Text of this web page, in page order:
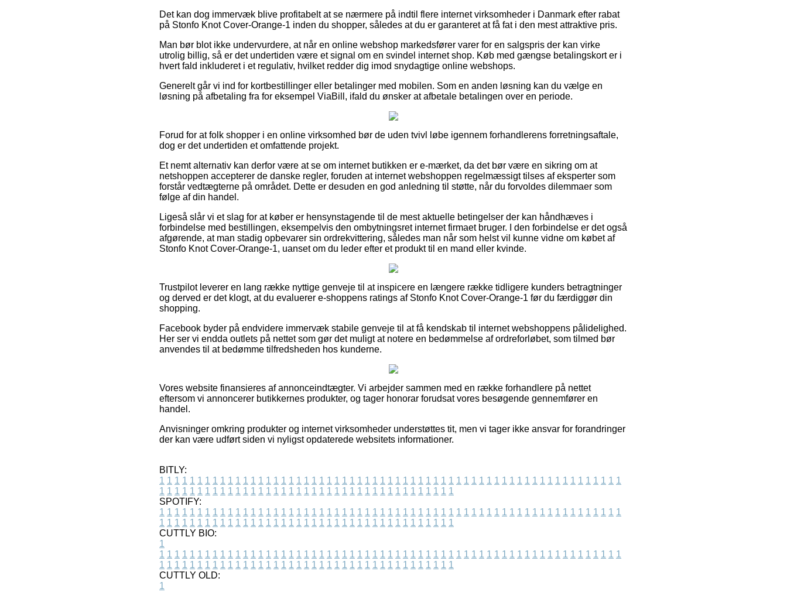
Det kan dog immervæk blive profitabelt at se nærmere på indtil flere internet virksomheder i Danmark efter rabat
på Stonfo Knot Cover-Orange-1 inden du shopper, således at du er garanteret at få fat i den mest attraktive pris.
Man bør blot ikke undervurdere, at når en online webshop markedsfører varer for en salgspris der kan virke
utrolig billig, så er det undertiden være et signal om en svindel internet shop. Køb med gængse betalingskort er i
hvert fald inkluderet i et regulativ, hvilket redder dig imod snydagtige online webshops.
Generelt går vi ind for kortbestillinger eller betalinger med mobilen. Som en anden løsning kan du vælge en
løsning på afbetaling fra for eksempel ViaBill, ifald du ønsker at afbetale betalingen over en periode.
Forud for at folk shopper i en online virksomhed bør de uden tvivl løbe igennem forhandlerens forretningsaftale,
dog er det undertiden et omfattende projekt.
Et nemt alternativ kan derfor være at se om internet butikken er e-mærket, da det bør være en sikring om at
netshoppen accepterer de danske regler, foruden at internet webshoppen regelmæssigt tilses af eksperter som
forstår vedtægterne på området. Dette er desuden en god anledning til støtte, når du forvoldes dilemmaer som
følge af din handel.
Ligeså slår vi et slag for at køber er hensynstagende til de mest aktuelle betingelser der kan håndhæves i
forbindelse med bestillingen, eksempelvis den ombytningsret internet firmaet bruger. I den forbindelse er det også
afgørende, at man stadig opbevarer sin ordrekvittering, således man når som helst vil kunne vidne om købet af
Stonfo Knot Cover-Orange-1, uanset om du leder efter et produkt til en mand eller kvinde.
Trustpilot leverer en lang række nyttige genveje til at inspicere en længere række tidligere kunders betragtninger
og derved er det klogt, at du evaluerer e-shoppens ratings af Stonfo Knot Cover-Orange-1 før du færdiggør din
shopping.
Facebook byder på endvidere immervæk stabile genveje til at få kendskab til internet webshoppens pålidelighed.
Her ser vi endda outlets på nettet som gør det muligt at notere en bedømmelse af ordreforløbet, som tilmed bør
anvendes til at bedømme tilfredsheden hos kunderne.
Vores website finansieres af annonceindtægter. Vi arbejder sammen med en række forhandlere på nettet
eftersom vi annoncerer butikkernes produkter, og tager honorar forudsat vores besøgende gennemfører en
handel.
Anvisninger omkring produkter og internet virksomheder understøttes tit, men vi tager ikke ansvar for forandringer
der kan være udført siden vi nyligst opdaterede websitets informationer.
BITLY:
1 1 1 1 1 1 1 1 1 1 1 1 1 1 1 1 1 1 1 1 1 1 1 1 1 1 1 1 1 1 1 1 1 1 1 1 1 1 1 1 1 1 1 1 1 1 1 1 1 1 1 1 1 1 1 1 1 1 1 1 1
1 1 1 1 1 1 1 1 1 1 1 1 1 1 1 1 1 1 1 1 1 1 1 1 1 1 1 1 1 1 1 1 1 1 1 1 1 1 1
SPOTIFY:
1 1 1 1 1 1 1 1 1 1 1 1 1 1 1 1 1 1 1 1 1 1 1 1 1 1 1 1 1 1 1 1 1 1 1 1 1 1 1 1 1 1 1 1 1 1 1 1 1 1 1 1 1 1 1 1 1 1 1 1 1
1 1 1 1 1 1 1 1 1 1 1 1 1 1 1 1 1 1 1 1 1 1 1 1 1 1 1 1 1 1 1 1 1 1 1 1 1 1 1
CUTTLY BIO:
1
1 1 1 1 1 1 1 1 1 1 1 1 1 1 1 1 1 1 1 1 1 1 1 1 1 1 1 1 1 1 1 1 1 1 1 1 1 1 1 1 1 1 1 1 1 1 1 1 1 1 1 1 1 1 1 1 1 1 1 1 1
1 1 1 1 1 1 1 1 1 1 1 1 1 1 1 1 1 1 1 1 1 1 1 1 1 1 1 1 1 1 1 1 1 1 1 1 1 1 1
CUTTLY OLD:
1